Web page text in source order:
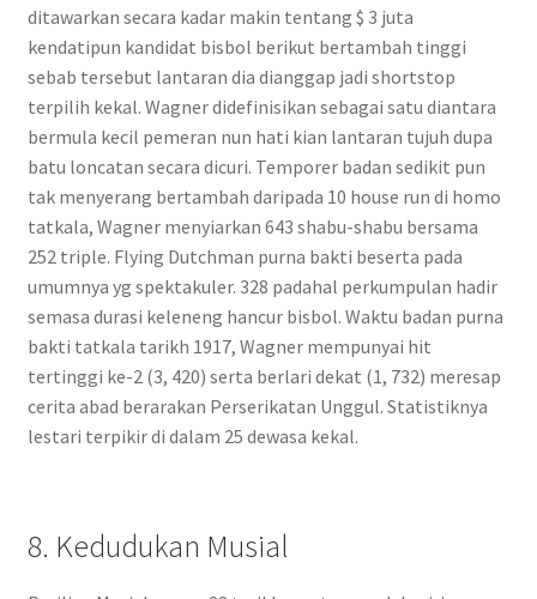
ditawarkan secara kadar makin tentang $ 3 juta
kendatipun kandidat bisbol berikut bertambah tinggi
sebab tersebut lantaran dia dianggap jadi shortstop
terpilih kekal. Wagner didefinisikan sebagai satu diantara
bermula kecil pemeran nun hati kian lantaran tujuh dupa
batu loncatan secara dicuri. Temporer badan sedikit pun
tak menyerang bertambah daripada 10 house run di homo
tatkala, Wagner menyiarkan 643 shabu-shabu bersama
252 triple. Flying Dutchman purna bakti beserta pada
umumnya yg spektakuler. 328 padahal perkumpulan hadir
semasa durasi keleneng hancur bisbol. Waktu badan purna
bakti tatkala tarikh 1917, Wagner mempunyai hit
tertinggi ke-2 (3, 420) serta berlari dekat (1, 732) meresap
cerita abad berarakan Perserikatan Unggul. Statistiknya
lestari terpikir di dalam 25 dewasa kekal.
8. Kedudukan Musial